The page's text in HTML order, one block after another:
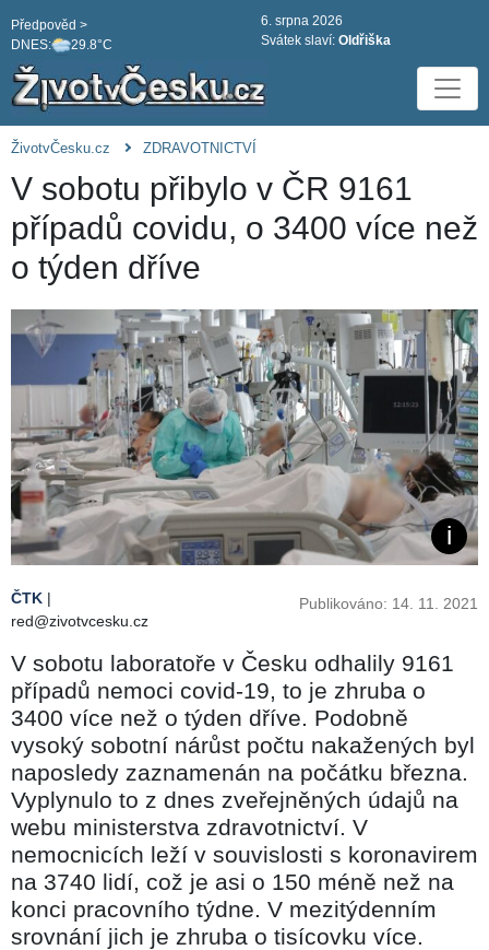
DNES: 29.8°C
Předpověd >
6. srpna 2026
Svátek slaví: Oldřiška
ŽivotvČesku.cz ZDRAVOTNICTVÍ
V sobotu přibylo v ČR 9161
případů covidu, o 3400 více než
o týden dříve
ČTK |
red@zivotvcesku.cz
Publikováno: 14. 11. 2021
V sobotu laboratoře v Česku odhalily 9161
případů nemoci covid-19, to je zhruba o
3400 více než o týden dříve. Podobně
vysoký sobotní nárůst počtu nakažených byl
naposledy zaznamenán na počátku března.
Vyplynulo to z dnes zveřejněných údajů na
webu ministerstva zdravotnictví. V
nemocnicích leží v souvislosti s koronavirem
na 3740 lidí, což je asi o 150 méně než na
konci pracovního týdne. V mezitýdenním
srovnání jich je zhruba o tisícovku více.